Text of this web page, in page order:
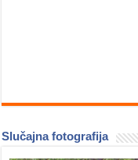
Slučajna fotografija